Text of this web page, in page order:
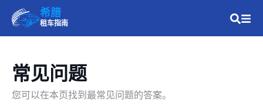
希腊
租车指南
常见问题
您可以在本页找到最常见问题的答案。